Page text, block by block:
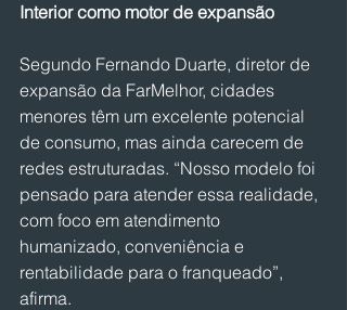
Interior como motor de expansão
Segundo Fernando Duarte, diretor de
expansão da FarMelhor, cidades
menores têm um excelente potencial
de consumo, mas ainda carecem de
redes estruturadas. “Nosso modelo foi
pensado para atender essa realidade,
com foco em atendimento
humanizado, conveniência e
rentabilidade para o franqueado”,
afirma.